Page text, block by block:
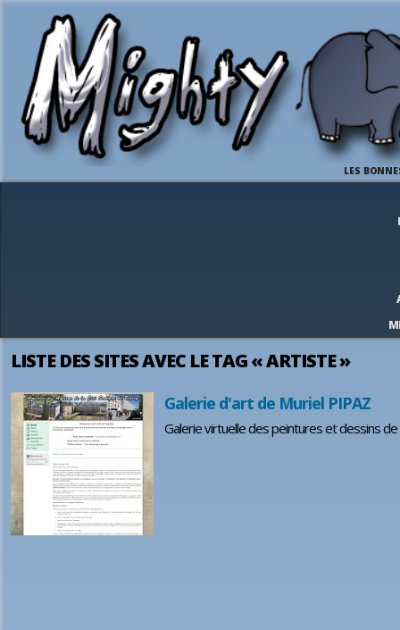
LES
LISTE DES SITES AVEC LE TAG « ARTISTE »
Galerie d'art de Muriel PIPAZ
Galerie virtuelle des peintures et dessins de